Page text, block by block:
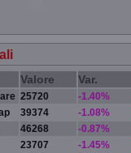
Valore Var.
25720
-1.40%
39374
-1.08%
46268
-0.87%
23707 -1.45%